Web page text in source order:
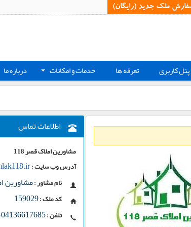
ملک جدید (رایگان)‏
پنل کاربری تعرفه ها + خدمات و امکانات درباره ما
اطلاعات تماس
مشاورین املاک قصر 118
آدرس وب سایت :
نام مشاور :مشاورین
کد ملک :159029
تلفن :04136617685- 04136617296